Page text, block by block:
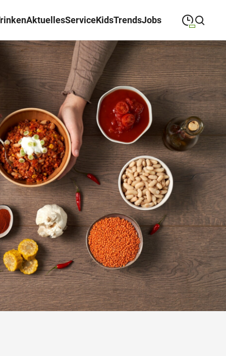
AktuellesServiceKidsTrendsJobs
Suche schließenMontag
MONTAG 09:00—19:00
Dienstag
DIENSTAG 09:00—19:00
Mittwoch
MITTWOCH 09:00 —19:00
Donnerstag
DONNERSTAG 09:00 —19:00
Freitag
FREITAG 09:00—19:00
Samstag
SAMSTAG 09:00
Sonderöffnungszeiten
Wegbeschreibung